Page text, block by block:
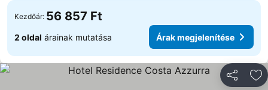
Kezdőár: 56 857 Ft
2 oldal árainak mutatása Árak megjelenítése